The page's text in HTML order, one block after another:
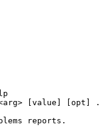
[<arg> [value] [opt]
reports.